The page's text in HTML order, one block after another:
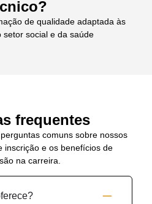
de qualidade adaptada às
setor social e da saúde
frequentes
comuns sobre nossos
inscrição e os benefícios de
na carreira.